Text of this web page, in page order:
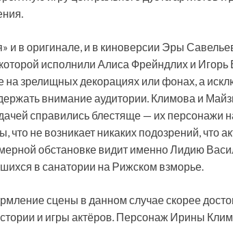
и в оригинале, и в киноверсии Эры
исполнили Алиса Фрейндлих и
на зрелищных декорациях или фонах, а
внимание аудитории. Климова и
справились блестяще — их персонажи
что не возникает никаких подозрений, что
обстановке видит именно Лидию
в санатории на Рижском взморье.
сцены в данном случае скорее
и игры актёров. Персонаж Ирины